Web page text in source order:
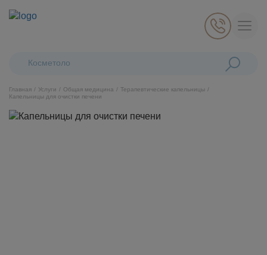
Поиск:Косметологически
Главная Услуги Общая медицина
Терапевтические капельницы
Капельницы для очистки печени